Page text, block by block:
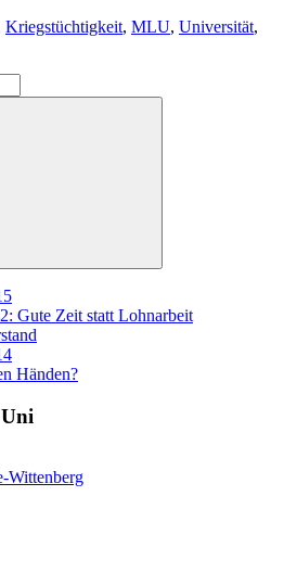
Kriegstüchtigkeit, MLU, Universität,
Gute Zeit statt Lohnarbeit
Händen?
Wittenberg